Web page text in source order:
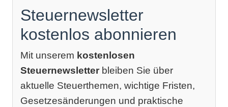
Steuernewsletter
kostenlos abonnieren
Mit unserem kostenlosen
Steuernewsletter bleiben Sie über
aktuelle Steuerthemen, wichtige Fristen,
Gesetzesänderungen und praktische